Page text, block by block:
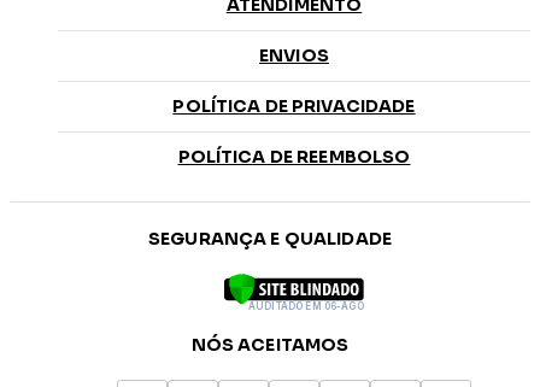
ATENDIMENTO
ENVIOS
POLÍTICA DE PRIVACIDADE
POLÍTICA DE REEMBOLSO
SEGURANÇA E QUALIDADE
AUDITADO EM 06-AGO
NÓS ACEITAMOS